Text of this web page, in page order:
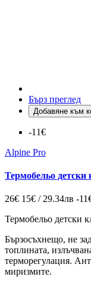
Бърз преглед
Добавяне към
-11€
Alpine Pro
Термобельо
26€ 15€ / 29.34лв -
Термобельо детски
Бързосъхнещо, не
топлината,
терморегулация.
миризмите.